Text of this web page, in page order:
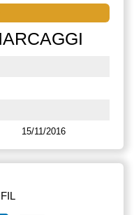
15/11/2016